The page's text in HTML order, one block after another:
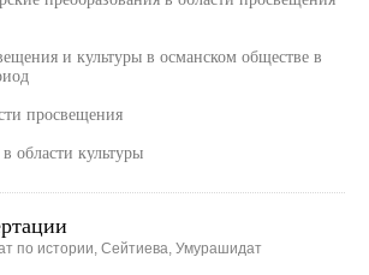
и культуры в османском обществе в
просвещения
области культуры
по истории, Сейтиева, Умурашидат